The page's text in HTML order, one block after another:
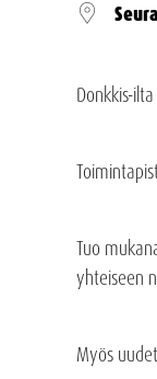
Donkkis-
Tuo
yhteiseen
Myös